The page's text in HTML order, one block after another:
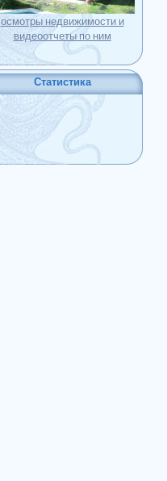
осмотры недвижимости и
видеоотчеты по ним
Статистика